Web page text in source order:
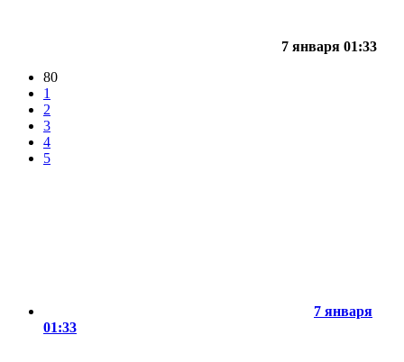
7 января 01:33
80
1
2
3
4
5
7 января
01:33